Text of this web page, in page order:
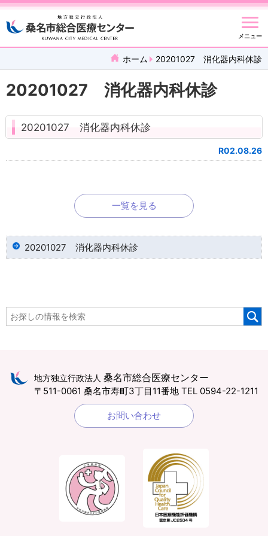
メニュー
ホーム 20201027 消化器内科休診
20201027 消化器内科休診
20201027 消化器内科休診
R02.08.26
一覧を見る
20201027 消化器内科休診
地方独立行政法人 桑名市総合医療センター
〒511-0061 桑名市寿町3丁目11番地 TEL 0594-22-1211
お問い合わせ